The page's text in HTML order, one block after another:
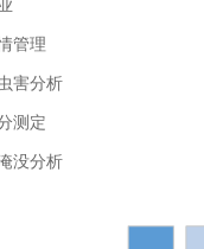
理
分析
定
分析